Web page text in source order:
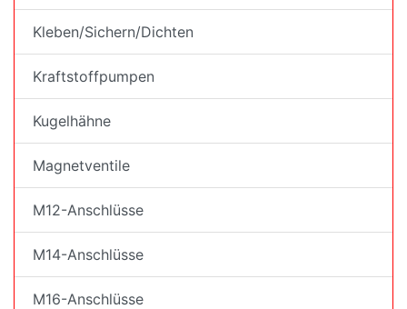
Kleben/Sichern/Dichten
Kraftstoffpumpen
Kugelhähne
Magnetventile
M12-Anschlüsse
M14-Anschlüsse
M16-Anschlüsse